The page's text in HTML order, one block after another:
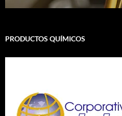
PRODUCTOS QUÍMICOS